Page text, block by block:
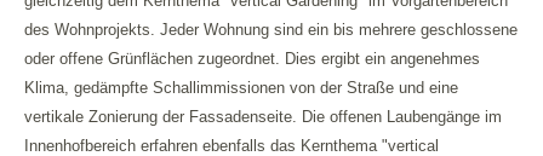
des Wohnprojekts. Jeder Wohnung sind ein bis mehrere geschlossene
oder offene Grünflächen zugeordnet. Dies ergibt ein angenehmes
Klima, gedämpfte Schallimmissionen von der Straße und eine
vertikale Zonierung der Fassadenseite. Die offenen Laubengänge im
Innenhofbereich erfahren ebenfalls das Kernthema "vertical